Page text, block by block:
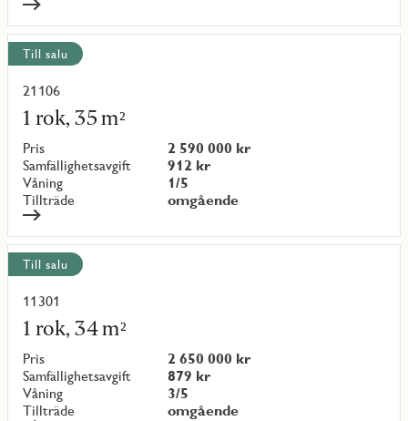
Till salu
21106
1 rok, 35 m²
Pris
2 590 000 kr
Samfällighetsavgift
912 kr
Våning
1/5
Tillträde
omgående
Läs
mer
om
objekt
{objectNumber}
Till salu
11301
1 rok, 34 m²
Pris
2 650 000 kr
Samfällighetsavgift
879 kr
Våning
3/5
Tillträde
omgående
Läs
mer
om
objekt
{objectNumber}